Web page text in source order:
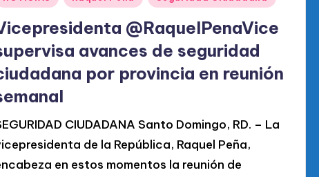
@RaquelPenaVice
avances de seguridad
por provincia en reunión
CIUDADANA Santo Domingo, RD. – La
de la República, Raquel Peña,
en estos momentos la reunión de